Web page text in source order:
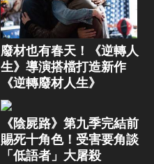
廢材也有春天！《逆轉人
生》導演搭檔打造新作
《逆轉廢材人生》
《陰屍路》第九季完結前
賜死十角色！受害要角談
「低語者」大屠殺